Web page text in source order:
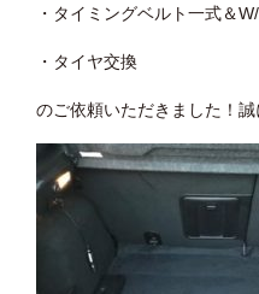
・タイミングベルト一式＆
・タイヤ交換
のご依頼いただきました！